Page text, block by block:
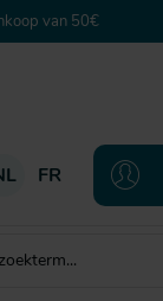
van 50€
FR